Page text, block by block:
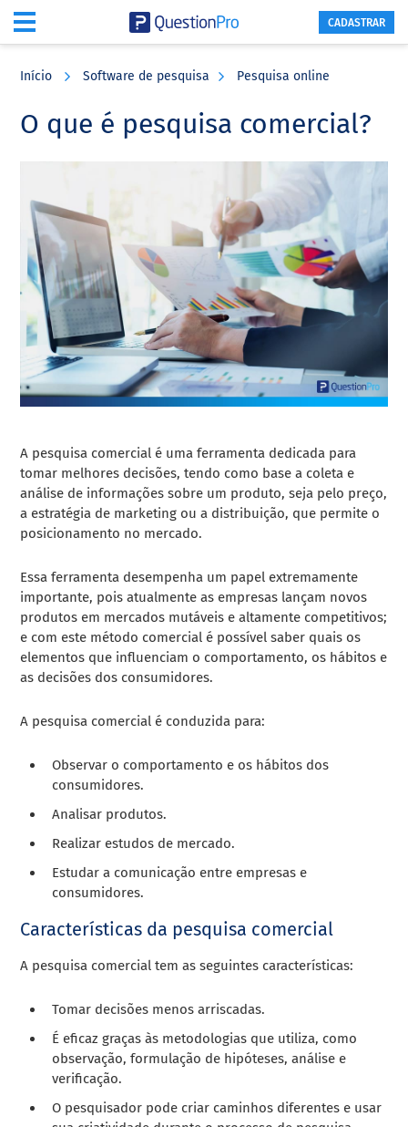
content
sidebar
CADASTRAR
Início Software de pesquisa Pesquisa online
O que é pesquisa comercial?
A pesquisa comercial é uma ferramenta dedicada para
tomar melhores decisões, tendo como base a coleta e
análise de informações sobre um produto, seja pelo preço,
a estratégia de marketing ou a distribuição, que permite o
posicionamento no mercado.
Essa ferramenta desempenha um papel extremamente
importante, pois atualmente as empresas lançam novos
produtos em mercados mutáveis ​​e altamente competitivos;
e com este método comercial é possível saber quais os
elementos que influenciam o comportamento, os hábitos e
as decisões dos consumidores.
A pesquisa comercial é conduzida para:
Observar o comportamento e os hábitos dos
consumidores.
Analisar produtos.
Realizar estudos de mercado.
Estudar a comunicação entre empresas e
consumidores.
Características da pesquisa comercial
A pesquisa comercial tem as seguintes características:
Tomar decisões menos arriscadas.
É eficaz graças às metodologias que utiliza, como
observação, formulação de hipóteses, análise e
verificação.
O pesquisador pode criar caminhos diferentes e usar